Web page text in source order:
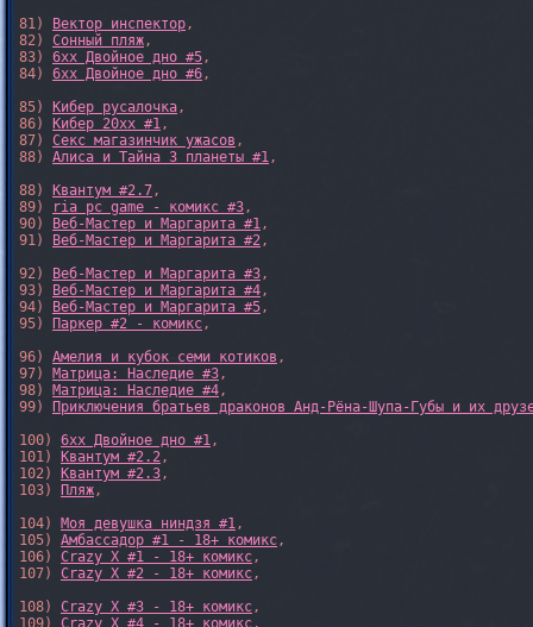
81)
Вектор инспектор,
82) Сонный пляж,
83) 6xx Двойное дно #5,
84) 6xx Двойное дно #6,
85)
Кибер русалочка,
86)
Кибер 20xx #1,
87) Секс магазинчик ужасов ,
88) Алиса и Тайна 3 планеты #1,
88)
Квантум #2.7,
89)
ria pc game - комикс #3,
90)
Веб-Мастер и Маргарита #1,
91)
Веб-Мастер и Маргарита #2,
92)
Веб-Мастер и Маргарита #3,
93)
Веб-Мастер и Маргарита #4,
94)
Веб-Мастер и Маргарита #5,
95)
Паркер #2 - комикс,
96) Амелия и кубок семи котиков ,
97) Матрица: Наследие #3,
98) Матрица: Наследие #4,
99)
Приключения братьев драконов Анд-Рёна-Шупа-Губы и их
100) 6xx Двойное дно #1,
101)
Квантум #2.2,
102)
Квантум #2.3,
103)
Пляж,
104) Моя девушка ниндзя #1,
105) Амбассадор #1 - 18+ комикс,
106) Crazy X #1 - 18+ комикс,
107) Crazy X #2 - 18+ комикс,
108) Crazy X #3 - 18+ комикс,
109) Crazy X #4 - 18+ комикс ,